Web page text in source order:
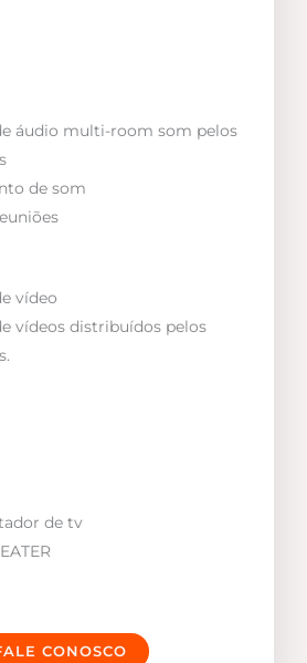
áudio multi-room som pelos
de som
vídeo
vídeos distribuídos pelos
de tv
CONOSCO